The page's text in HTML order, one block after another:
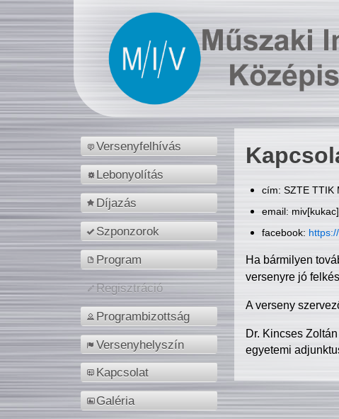
Versenyfelhívás
Lebonyolítás
Díjazás
Szponzorok
Program
Regisztráció
Programbizottság
Versenyhelyszín
Kapcsolat
Galéria
cím: SZTE TTIK
email:
facebook:
Ha bármilyen
versenyre jó
A verseny
Dr. Kincses Zoltán
egyetemi